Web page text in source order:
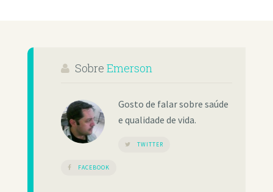
Sobre Emerson
Gosto de falar sobre saúde
e qualidade de vida.
TWITTER
FACEBOOK